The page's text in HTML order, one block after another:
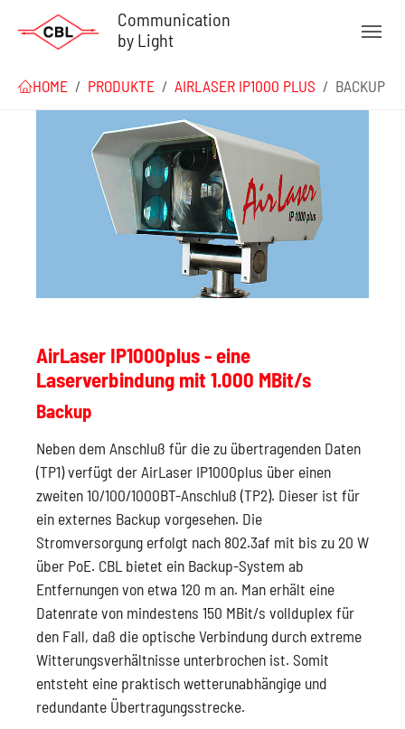
Zum Hauptinhalt springenCommunication
by Light
HOME PRODUKTE AIRLASER IP1000 PLUS BACKUP
AirLaser IP1000plus - eine
Laserverbindung mit 1.000 MBit/s
Backup
Neben dem Anschluß für die zu übertragenden Daten
(TP1) verfügt der AirLaser IP1000plus über einen
zweiten 10/100/1000BT-Anschluß (TP2). Dieser ist für
ein externes Backup vorgesehen. Die
Stromversorgung erfolgt nach 802.3af mit bis zu 20 W
über PoE. CBL bietet ein Backup-System ab
Entfernungen von etwa 120 m an. Man erhält eine
Datenrate von mindestens 150 MBit/s vollduplex für
den Fall, daß die optische Verbindung durch extreme
Witterungsverhältnisse unterbrochen ist. Somit
entsteht eine praktisch wetterunabhängige und
redundante Übertragungsstrecke.